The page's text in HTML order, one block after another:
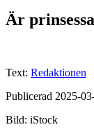
Är
Text: Redaktionen
Publicerad 2025-
Bild: iStock